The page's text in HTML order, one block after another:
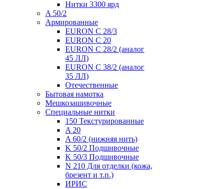
Нитки 3300 ярд
A 50/2
Армированные
EURON C 28/3
EURON C 20
EURON C 28/2 (аналог
45 ЛЛ)
EURON C 38/2 (аналог
35 ЛЛ)
Отечественные
Бытовая намотка
Мешкозашивочные
Специальные нитки
150 Текстурированные
A 20
A 60/2 (нижняя нить)
K 50/2 Подшивочные
K 50/3 Подшивочные
N 210 Для отделки (кожа,
брезент и т.п.)
ИРИС